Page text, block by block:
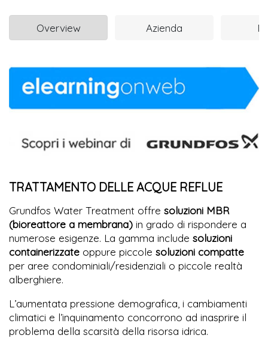
Overview Azienda
TRATTAMENTO DELLE ACQUE REFLUE
Grundfos Water Treatment offre soluzioni MBR
(bioreattore a membrana) in grado di rispondere a
numerose esigenze. La gamma include soluzioni
containerizzate oppure piccole soluzioni compatte
per aree condominiali/residenziali o piccole realtà
alberghiere.
L’aumentata pressione demografica, i cambiamenti
climatici e l’inquinamento concorrono ad inasprire il
problema della scarsità della risorsa idrica.